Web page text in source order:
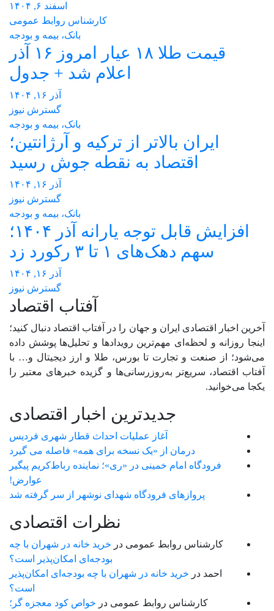
اسفند ۶, ۱۴۰۴
کارشناس روابط عمومی
بانک، بیمه و بودجه
قیمت طلا ۱۸ عیار امروز ۱۶ آذر
اعلام شد + جدول
آذر ۱۶, ۱۴۰۴
گسترش نیوز
بانک، بیمه و بودجه
ایران بالاتر از ترکیه و آرژانتین؛
اقتصاد به نقطه جوش رسید
آذر ۱۶, ۱۴۰۴
گسترش نیوز
بانک، بیمه و بودجه
افزایش قابل توجه یارانه آذر ۱۴۰۴؛
سهم دهک‌های ۱ تا ۳ رکورد زد
آذر ۱۶, ۱۴۰۴
گسترش نیوز
آفتاب اقتصاد
آخرین اخبار اقتصادی ایران و جهان را در آفتاب اقتصاد دنبال کنید؛
اینجا روزانه و لحظه‌ای مهم‌ترین رویدادها و تحلیل‌ها پوشش داده
می‌شود؛ از صنعت و تجارت تا بورس، طلا و ارز دیجیتال و… با
آفتاب اقتصاد، سریع‌تر به‌روزرسانی‌ها و گزیده خبرهای معتبر را
یکجا می‌خوانید.
جدیدترین اخبار اقتصادی
آغاز عملیات احداث قطار شهری فردیس
درمان از «یک نسخه برای همه» فاصله می گیرد
فرودگاه امام خمینی در «ری»؛ نماینده رباط‌کریم پیگیر
عوارض!
پروازهای فرودگاه شهدای نوشهر از سر گرفته شد
نظرات اقتصادی
کارشناس روابط عمومیدرخرید خانه در شهران با چه
بودجه‌ای امکان‌پذیر است؟
احمددرخرید خانه در شهران با چه بودجه‌ای امکان‌پذیر
است؟
کارشناس روابط عمومیدرخواص کود معجزه گر؛